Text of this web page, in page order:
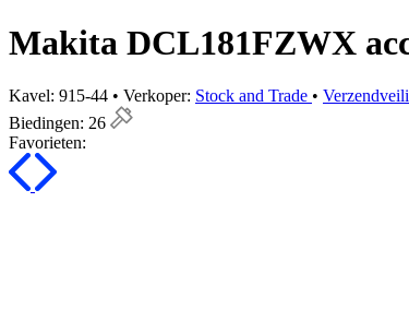
Makita DCL181FZWX
Kavel: 915-44 • Verkoper: Stock and Trade •
Biedingen: 26
Favorieten: